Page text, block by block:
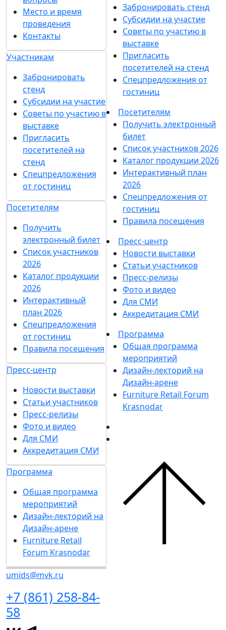
Место и время
проведения
Контакты
Участникам
Забронировать
стенд
Субсидии на участие
Советы по участию в
выставке
Пригласить
посетителей на
стенд
Спецпредложения
от гостиниц
Посетителям
Получить
электронный билет
Список участников
2026
Каталог продукции
2026
Интерактивный
план 2026
Спецпредложения
от гостиниц
Правила посещения
Пресс-центр
Новости выставки
Статьи участников
Пресс-релизы
Фото и видео
Для СМИ
Аккредитация СМИ
Программа
Общая программа
мероприятий
Дизайн-лекторий на
Дизайн-арене
Furniture Retail
Forum Krasnodar
umids@mvk.ru
+7 (861) 258-84-
58
Забронировать стенд
Субсидии на участие
Советы по участию в
выставке
Пригласить
посетителей на стенд
Спецпредложения от
гостиниц
Посетителям
Получить электронный
билет
Список участников 2026
Каталог продукции 2026
Интерактивный план
2026
Спецпредложения от
гостиниц
Правила посещения
Пресс-центр
Новости выставки
Статьи участников
Пресс-релизы
Фото и видео
Для СМИ
Аккредитация СМИ
Программа
Общая программа
мероприятий
Дизайн-лекторий на
Дизайн-арене
Furniture Retail Forum
Krasnodar